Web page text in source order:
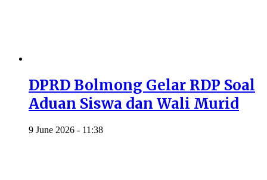
DPRD Bolmong Gelar RDP Soal
Aduan Siswa dan Wali Murid
9 June 2026 - 11:38